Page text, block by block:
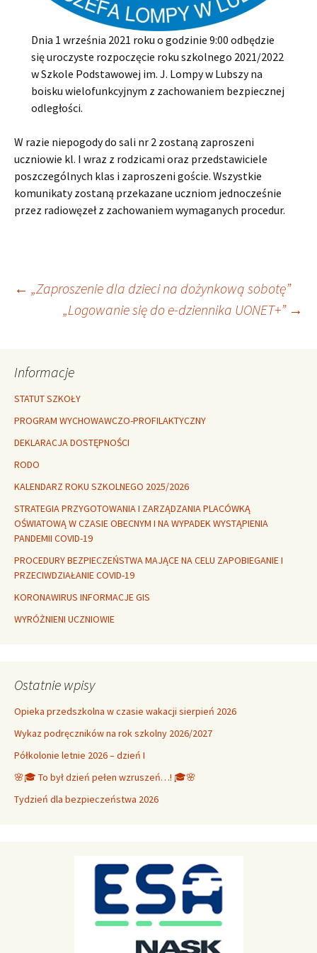
Dnia 1 września 2021 roku o godzinie 9:00 odbędzie
się uroczyste rozpoczęcie roku szkolnego 2021/2022
w Szkole Podstawowej im. J. Lompy w Lubszy na
boisku wielofunkcyjnym z zachowaniem bezpiecznej
odległości.
W razie niepogody do sali nr 2 zostaną zaproszeni
uczniowie kl. I wraz z rodzicami oraz przedstawiciele
poszczególnych klas i zaproszeni goście. Wszystkie
komunikaty zostaną przekazane uczniom jednocześnie
przez radiowęzeł z zachowaniem wymaganych procedur.
Nawigacja
← „Zaproszenie dla dzieci na dożynkową sobotę”
„Logowanie się do e-dziennika UONET+” →
Informacje
STATUT SZKOŁY
PROGRAM WYCHOWAWCZO-PROFILAKTYCZNY
DEKLARACJA DOSTĘPNOŚCI
RODO
KALENDARZ ROKU SZKOLNEGO 2025/2026
STRATEGIA PRZYGOTOWANIA I ZARZĄDZANIA PLACÓWKĄ
OŚWIATOWĄ W CZASIE OBECNYM I NA WYPADEK WYSTĄPIENIA
PANDEMII COVID-19
PROCEDURY BEZPIECZEŃSTWA MAJĄCE NA CELU ZAPOBIEGANIE I
PRZECIWDZIAŁANIE COVID-19
KORONAWIRUS INFORMACJE GIS
WYRÓŻNIENI UCZNIOWIE
Ostatnie wpisy
Opieka przedszkolna w czasie wakacji sierpień 2026
Wykaz podręczników na rok szkolny 2026/2027
Półkolonie letnie 2026 – dzień I
🌸🎓 To był dzień pełen wzruszeń…! 🎓🌸
Tydzień dla bezpieczeństwa 2026